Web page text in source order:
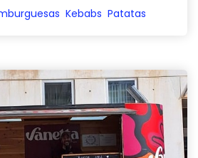
Kebabs Patatas